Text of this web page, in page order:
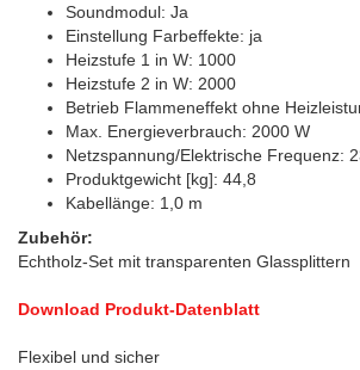
Soundmodul: Ja
Einstellung Farbeffekte: ja
Heizstufe 1 in W: 1000
Heizstufe 2 in W: 2000
Betrieb Flammeneffekt ohne
Max. Energieverbrauch: 2000 W
Netzspannung/Elektrische Frequenz:
Produktgewicht [kg]: 44,8
Kabellänge: 1,0 m
Zubehör:
Echtholz-Set mit transparenten Glassplittern​​​​​​​
Download Produkt-Datenblatt
Flexibel und sicher